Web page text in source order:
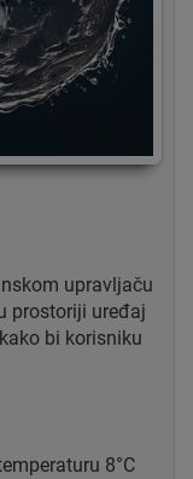
upravljaču
prostoriji uređaj
bi korisniku
8°C